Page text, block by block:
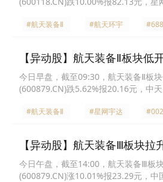
#航天装备Ⅱ #航天环宇
【异动股】航天装备Ⅱ板块低
今日早盘，截至09:30，航天装备Ⅱ板
(600879.CN)跌5.62%报20.16元，中
#航天装备Ⅱ #星网宇达
【异动股】航天装备Ⅲ板块拉
今日午盘，截至14:00，航天装备Ⅲ板
(600879.CN)涨10.01%报23.29元，